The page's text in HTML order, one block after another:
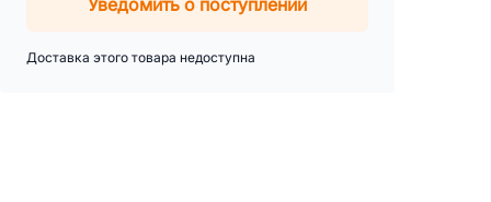
Уведомить о поступлении
Доставка этого товара недоступна